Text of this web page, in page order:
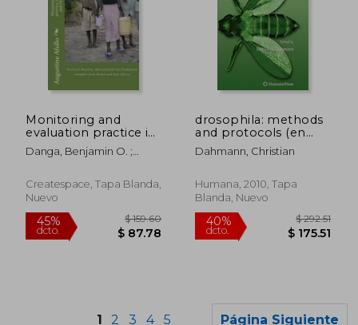
45% 40%
Monitoring and
evaluation practice in
Water, sanitation and
Hygiene (WASH):
and End line
Evaluation examples
(en Inglés)
Danga, Benjamin O. ;
Augustine O.
Createspace, Tapa Blanda,
Nuevo
drosophila: methods
and protocols (en
Inglés)
Dahmann, Christian
Humana, 2010, Tapa
Blanda, Nuevo
1 2 3 4 5 Página Siguiente